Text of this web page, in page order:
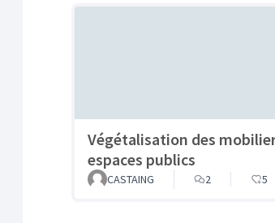
Végétalisation des
espaces publics
CASTAING 2 5